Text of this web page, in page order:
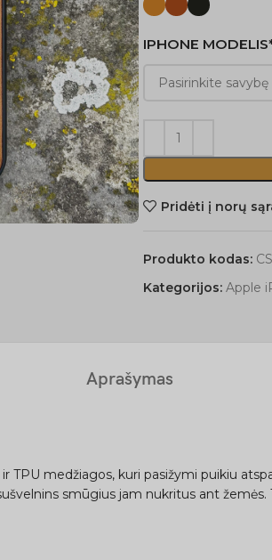
IPHONE
Pridėti į norų
Produkto kodas:
Kategorijos: Apple
Aprašymas
TPU medžiagos, kuri pasižymi puikiu
smūgius jam nukritus ant